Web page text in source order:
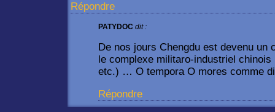
Répondre
PATYDOC dit :
De nos jours Chengdu est devenu un
le complexe militaro-industriel
etc.) … O tempora O mores comme
Répondre